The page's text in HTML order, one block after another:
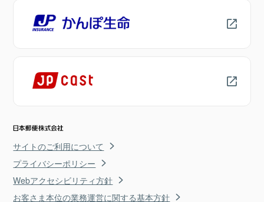
サイトのご利用について
プライバシーポリシー
Webアクセシビリティ方針
お客さま本位の業務運営に関する基本方針